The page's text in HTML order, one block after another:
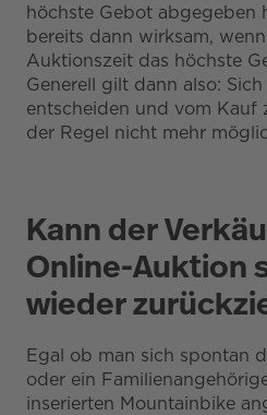
höchste Gebot abgegeben
bereits dann wirksam,
Auktionszeit das höchste
Generell gilt dann also:
entscheiden und vom Kauf
der Regel nicht mehr
Kann der
Online-Auktion
wieder
Egal ob man sich spontan
oder ein
inserierten Mountainbike